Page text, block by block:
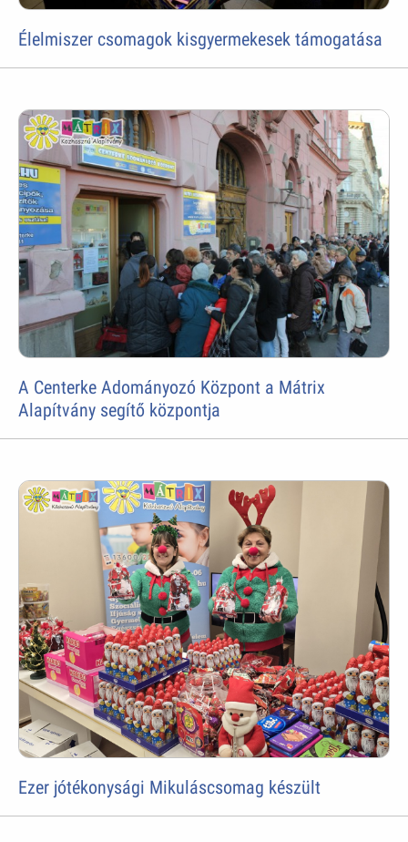
Élelmiszer csomagok kisgyermekesek támogatása
A Centerke Adományozó Központ a Mátrix
Alapítvány segítő központja
Ezer jótékonysági Mikuláscsomag készült